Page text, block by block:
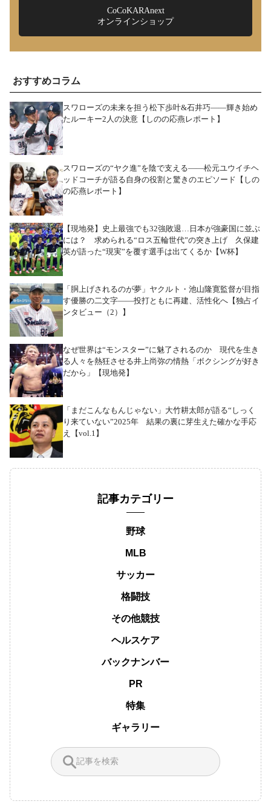
CoCoKARAnext
オンラインショップ
おすすめコラム
スワローズの未来を担う松下歩叶&石井巧――輝き始め
たルーキー2人の決意【しのの応燕レポート】
スワローズの“ヤク進”を陰で支える――松元ユウイチヘ
ッドコーチが語る自身の役割と驚きのエピソード【しの
の応燕レポート】
【現地発】史上最強でも32強敗退…日本が強豪国に並ぶ
には？ 求められる“ロス五輪世代”の突き上げ 久保建
英が語った“現実”を覆す選手は出てくるか【W杯】
「胴上げされるのが夢」ヤクルト・池山隆寛監督が目指
す優勝の二文字――投打ともに再建、活性化へ【独占イ
ンタビュー（2）】
なぜ世界は“モンスター”に魅了されるのか 現代を生き
る人々を熱狂させる井上尚弥の情熱「ボクシングが好き
だから」【現地発】
「まだこんなもんじゃない」大竹耕太郎が語る“しっく
り来ていない”2025年 結果の裏に芽生えた確かな手応
え【vol.1】
記事カテゴリー
野球
MLB
サッカー
格闘技
その他競技
ヘルスケア
バックナンバー
PR
特集
ギャラリー